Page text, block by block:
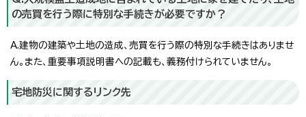
の売買を行う際に特別な手続きが必要ですか？
A.建物の建築や土地の造成、売買を行う際の特別な手続きはありませ
ん。また、重要事項説明書への記載も、義務付けられていません。
宅地防災に関するリンク先